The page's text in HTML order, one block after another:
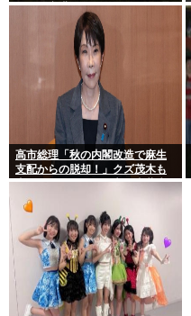
ます・空港あります 不人気な理
高市総理「秋の内閣改造で麻生
支配からの脱却！」クズ茂木も
壺ホークもクビの一方で壺萩生
田が復権へ